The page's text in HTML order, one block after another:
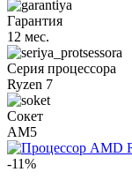
Гарантия
12 мес.
Серия процессора
Ryzen 7
Сокет
AM5
-11%